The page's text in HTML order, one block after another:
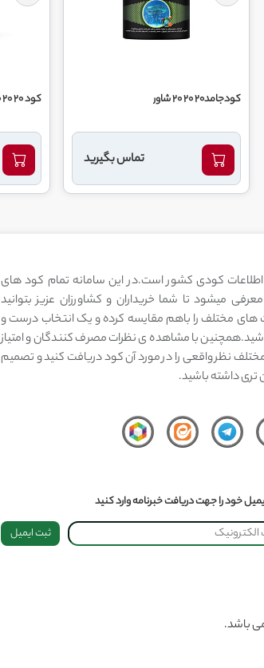
کودجامد20 20 20 شاور
تماس بگیرید
کود 20 20 20 شاور
کودی کشور است.در این سامانه تمام کود های
میشود تا شما خریداران و کشاورزان عزیز بتوانید
مختلف را باهم مقایسه کرده و یک انتخاب درست و
با مشاهده ی نظرات مصرف کنندگان و امتیاز
نظر واقعی را در مورد آن کود دریافت کنید و تصمیم
تری داشته باشید.
خود را جهت دریافت خبرنامه وارد کنید
ثبت ایمیل